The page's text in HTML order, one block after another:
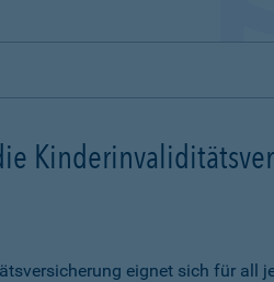
eignet sich für all